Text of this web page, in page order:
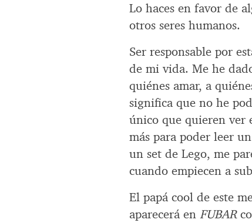
Lo haces en favor de
otros seres humanos.
Ser responsable por
de mi vida. Me he
quiénes amar, a
significa que no he
único que quieren ver
más para poder leer
un set de Lego, me
cuando empiecen a
El papá cool de este
aparecerá enFUBAR